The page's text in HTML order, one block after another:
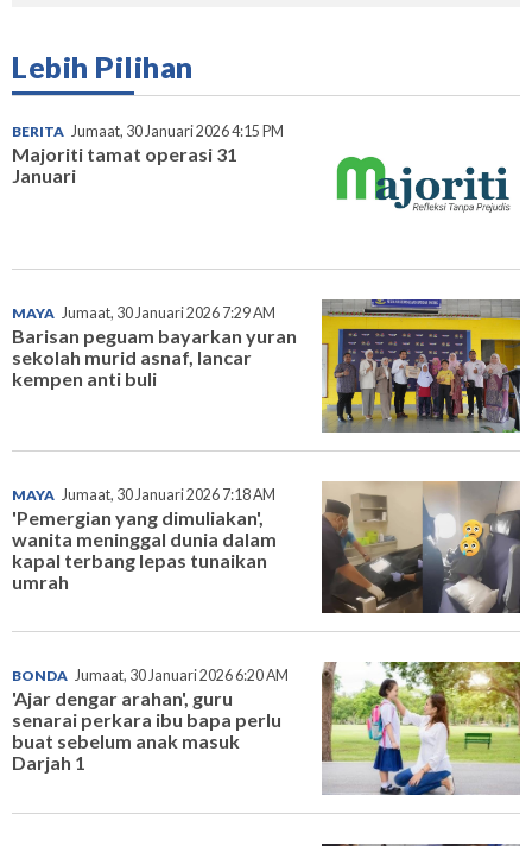
Lebih Pilihan
BERITA Jumaat, 30 Januari 2026 4:15 PM
Majoriti tamat operasi 31
Januari
MAYA Jumaat, 30 Januari 2026 7:29 AM
Barisan peguam bayarkan yuran
sekolah murid asnaf, lancar
kempen anti buli
MAYA Jumaat, 30 Januari 2026 7:18 AM
'Pemergian yang dimuliakan',
wanita meninggal dunia dalam
kapal terbang lepas tunaikan
umrah
BONDA Jumaat, 30 Januari 2026 6:20 AM
'Ajar dengar arahan', guru
senarai perkara ibu bapa perlu
buat sebelum anak masuk
Darjah 1